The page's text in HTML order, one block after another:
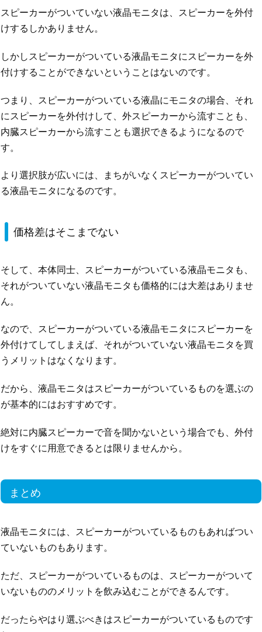
スピーカーがついていない液晶モニタは、スピーカーを外付
けするしかありません。
しかしスピーカーがついている液晶モニタにスピーカーを外
付けすることができないということはないのです。
つまり、スピーカーがついている液晶にモニタの場合、それ
にスピーカーを外付けして、外スピーカーから流すことも、
内臓スピーカーから流すことも選択できるようになるので
す。
より選択肢が広いには、まちがいなくスピーカーがついてい
る液晶モニタになるのです。
価格差はそこまでない
そして、本体同士、スピーカーがついている液晶モニタも、
それがついていない液晶モニタも価格的には大差はありませ
ん。
なので、スピーカーがついている液晶モニタにスピーカーを
外付けてしてしまえば、それがついていない液晶モニタを買
うメリットはなくなります。
だから、液晶モニタはスピーカーがついているものを選ぶの
が基本的にはおすすめです。
絶対に内臓スピーカーで音を聞かないという場合でも、外付
けをすぐに用意できるとは限りませんから。
まとめ
液晶モニタには、スピーカーがついているものもあればつい
ていないものもあります。
ただ、スピーカーがついているものは、スピーカーがついて
いないもののメリットを飲み込むことができるんです。
だったらやはり選ぶべきはスピーカーがついているものです